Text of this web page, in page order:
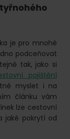
je pro mnohé
podceňovat
tak, jako si
pojištění
myslet i na
článku vám
lze cestovní
jaké pokrytí od